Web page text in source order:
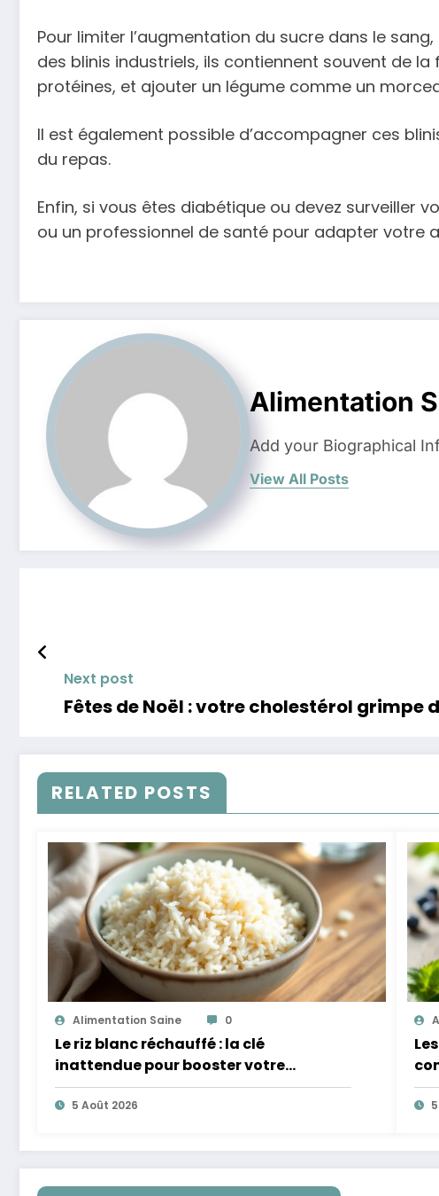
Pour limiter l’augmentation du sucre dans le
des blinis industriels, ils contiennent souvent de
protéines, et ajouter un légume comme un
Il est également possible d’accompagner ces
du repas.
Enfin, si vous êtes diabétique ou devez surveiller
ou un professionnel de santé pour adapter votre
Alimentation
Add your Biographical
View All Posts
Next post
Fêtes de Noël : votre cholestérol grimpe
RELATED POSTS
Alimentation Saine 0
Le riz blanc réchauffé : la clé
inattendue pour booster votre
microbiote
5 Août 2026